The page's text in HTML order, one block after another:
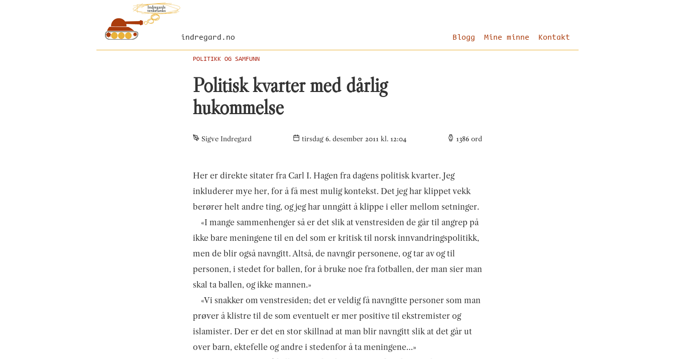
indregard.no Blogg Mine minne Kontakt
POLITIKK OG SAMFUNN
Politisk kvarter med dårlig
hukommelse
Sigve Indregard tirsdag 6. desember 2011 kl. 12:04 1386ord
Her er direkte sitater fra Carl I. Hagen fra dagens politisk kvarter. Jeg
inkluderer mye her, for å få mest mulig kontekst. Det jeg har klippet vekk
berører helt andre ting, og jeg har unngått å klippe i eller mellom setninger.
«I mange sammenhenger så er det slik at venstresiden de går til angrep på
ikke bare meningene til en del som er kritisk til norsk innvandringspolitikk,
men de blir også navngitt. Altså, de navngir personene, og tar av og til
personen, i stedet for ballen, for å bruke noe fra fotballen, der man sier man
skal ta ballen, og ikke mannen.»
«Vi snakker om venstresiden; det er veldig få navngitte personer som man
prøver å klistre til de som eventuelt er mer positive til ekstremister og
islamister. Der er det en stor skillnad at man blir navngitt slik at det går ut
over barn, ektefelle og andre i stedenfor å ta meningene…»